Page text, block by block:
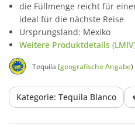
die Füllmenge reicht für
ideal für die nächste Reise
Ursprungsland: Mexiko
Weitere Produktdetails
Tequila (geografische Angabe)
Kategorie: Tequila Blanco